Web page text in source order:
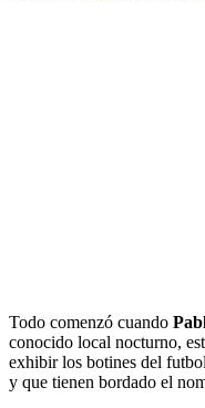
Todo comenzó cuando
conocido local nocturno,
exhibir los botines del
y que tienen bordado el